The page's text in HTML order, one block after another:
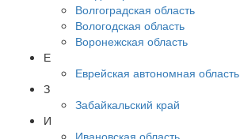
Волгоградская область
Вологодская область
Воронежская область
Е
Еврейская автономная область
З
Забайкальский край
И
Ивановская область